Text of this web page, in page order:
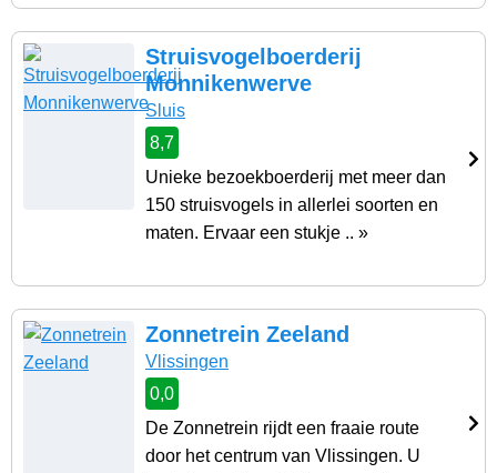
Struisvogelboerderij
Monnikenwerve
Sluis
8,7
Unieke bezoekboerderij met meer dan
150 struisvogels in allerlei soorten en
maten. Ervaar een stukje .. »
Zonnetrein Zeeland
Vlissingen
0,0
De Zonnetrein rijdt een fraaie route
door het centrum van Vlissingen. U